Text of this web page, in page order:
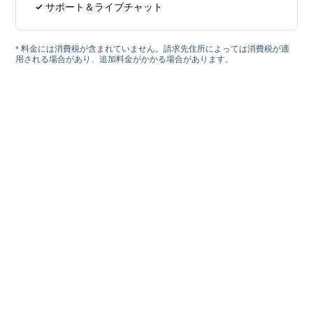
サポート＆ライブチャット
* 料金には消費税が含まれていません。請求先住所によっては消費税が適
用される場合があり、追加料金がかかる場合があります。